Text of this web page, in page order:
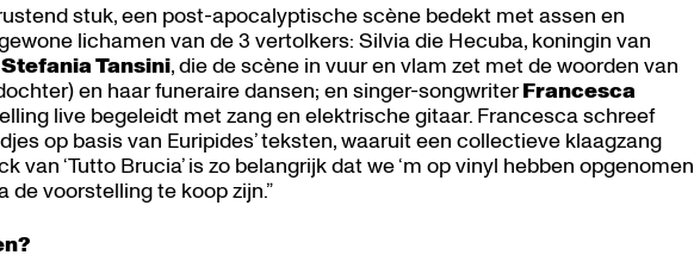
stuk, een post-apocalyptische scène bedekt met assen en
lichamen van de 3 vertolkers: Silvia die Hecuba, koningin van
Stefania Tansini, die de scène in vuur en vlam zet met de woorden van
en haar funeraire dansen; en singer-songwriterFrancesca
live begeleidt met zang en elektrische gitaar. Francesca schreef
op basis van Euripides’ teksten, waaruit een collectieve klaagzang
van ‘Tutto Brucia’ is zo belangrijk dat we ‘m op vinyl hebben opgenomen
de voorstelling te koop zijn.”